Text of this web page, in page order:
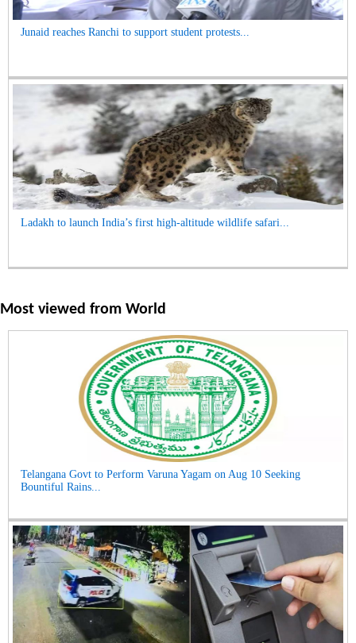
Junaid reaches Ranchi to support student protests...
Ladakh to launch India’s first high-altitude wildlife safari...
Most viewed from World
Telangana Govt to Perform Varuna Yagam on Aug 10 Seeking
Bountiful Rains...